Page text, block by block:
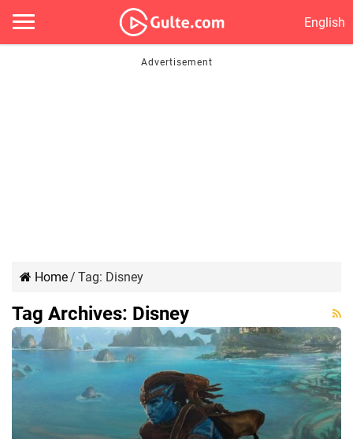
English
Home/ Tag: Disney
Tag Archives: Disney